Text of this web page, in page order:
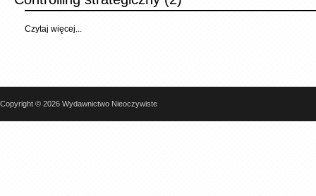
Czytaj więcej...
Copyright © 2026 Wydawnictwo Nieoczywiste